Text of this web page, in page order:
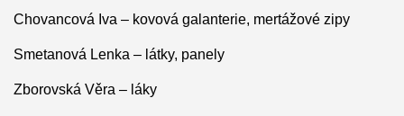
Chovancová Iva – kovová galanterie, mertážové zipy
Smetanová Lenka – látky, panely
Zborovská Věra – láky